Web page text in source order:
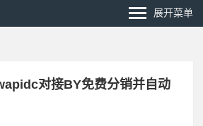
展开菜单
对接BY免费分销并自动